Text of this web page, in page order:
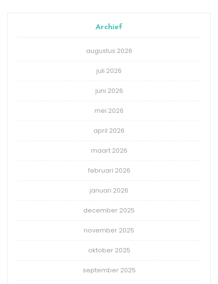
Archief
augustus 2026
juli 2026
juni 2026
mei 2026
april 2026
maart 2026
februari 2026
januari 2026
december 2025
november 2025
oktober 2025
september 2025